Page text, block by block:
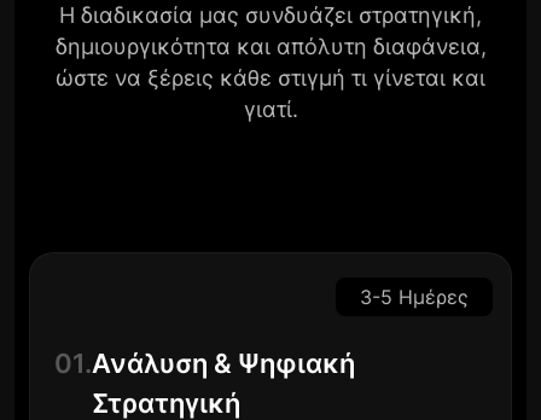
Η διαδικασία μας συνδυάζει στρατηγική,
δημιουργικότητα και απόλυτη διαφάνεια,
ώστε να ξέρεις κάθε στιγμή τι γίνεται και
γιατί.
3-5 Ημέρες
01.Ανάλυση & Ψηφιακή
Στρατηγική